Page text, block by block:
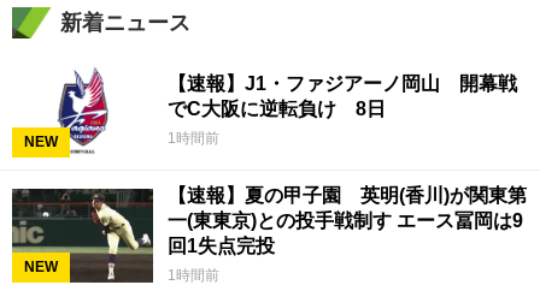
新着ニュース
NEW
【速報】J1・ファジアーノ岡山 開幕戦
でC大阪に逆転負け 8日
1時間前
NEW
【速報】夏の甲子園 英明(香川)が関東第
一(東東京)との投手戦制す エース冨岡は9
回1失点完投
1時間前